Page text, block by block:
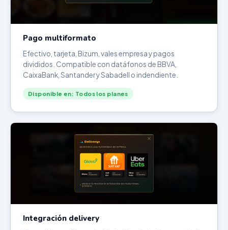
Pago multiformato
Efectivo, tarjeta, Bizum, vales empresa y pagos
divididos. Compatible con datáfonos de BBVA,
CaixaBank, Santander y Sabadell o indendiente.
Disponible en: Todos los planes
Integración delivery